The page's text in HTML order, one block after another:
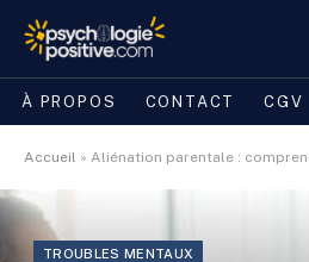
À PROPOS CONTACT CGV
Accueil » Aliénation parentale : comprendre, repérer
TROUBLES MENTAUX